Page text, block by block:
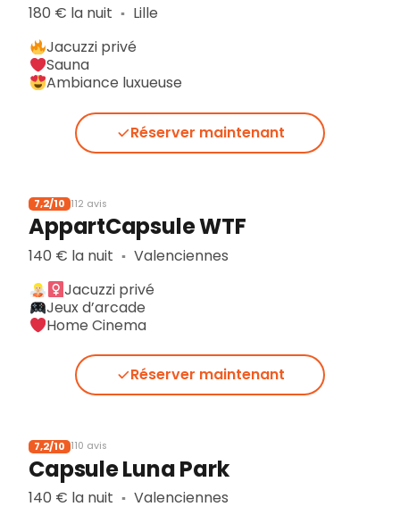
180 € la nuit ▪︎ Lille
Jacuzzi privé
Sauna
Ambiance luxueuse
Réserver maintenant
7,2/10 112 avis
AppartCapsule WTF
140 € la nuit ▪︎ Valenciennes
Jacuzzi privé
Jeux d’arcade
Home Cinema
Réserver maintenant
7,2/10 110 avis
Capsule Luna Park
140 € la nuit ▪︎ Valenciennes